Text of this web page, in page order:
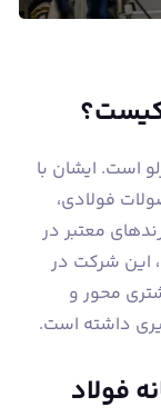
کیست؟
است. ایشان با
فولادی،
معتبر در
این شرکت در
محور و
داشته است.
فولاد